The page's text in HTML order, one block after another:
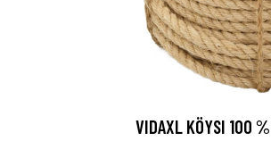
VIDAXL KÖYSI 100